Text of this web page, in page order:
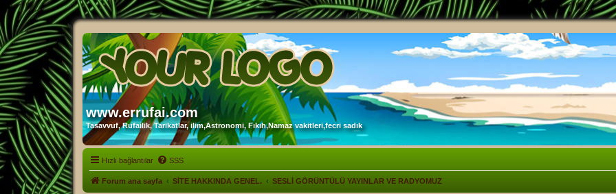
www.errufai.com
Tasavvuf, Rufailik, Tarikatlar, ilim,Astronomi, Fıkıh,Namaz vakitleri,fecri sadık
Hızlı bağlantılar SSS
Forum ana sayfa SİTE HAKKINDA GENEL. SESLİ GÖRÜNTÜLÜ YAYINLAR VE RADYOMUZ